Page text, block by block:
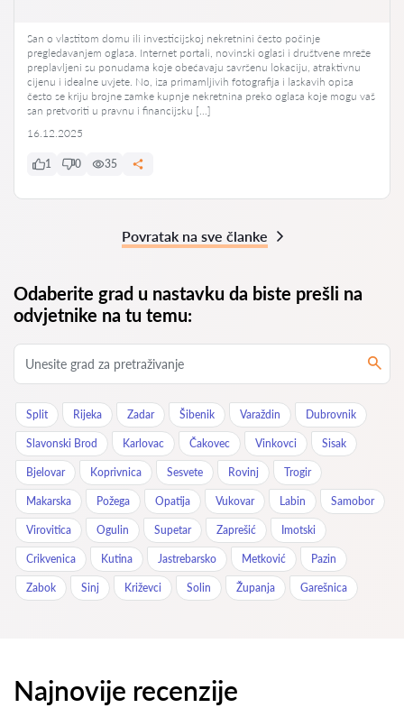
San o vlastitom domu ili investicijskoj nekretnini često počinje
pregledavanjem oglasa. Internet portali, novinski oglasi i društvene mreže
preplavljeni su ponudama koje obećavaju savršenu lokaciju, atraktivnu
cijenu i idealne uvjete. No, iza primamljivih fotografija i laskavih opisa
često se kriju brojne zamke kupnje nekretnina preko oglasa koje mogu vaš
san pretvoriti u pravnu i financijsku […]
16.12.2025
1 0 35
Povratak na sve članke
Odaberite grad u nastavku da biste prešli na
odvjetnike na tu temu:
Split Rijeka Zadar Šibenik Varaždin Dubrovnik
Slavonski Brod Karlovac Čakovec Vinkovci Sisak
Bjelovar Koprivnica Sesvete Rovinj Trogir
Makarska Požega Opatija Vukovar Labin Samobor
Virovitica Ogulin Supetar Zaprešić Imotski
Crikvenica Kutina Jastrebarsko Metković Pazin
Zabok Sinj Križevci Solin Županja Garešnica
Najnovije recenzije